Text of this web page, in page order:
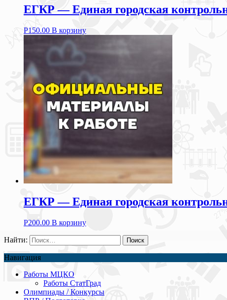
ЕГКР — Единая городская
Р150.00 В корзину
ЕГКР — Единая городская
Р200.00 В корзину
Найти:
Навигация
Работы МЦКО
Работы СтатГрад
Олимпиады / Конкурсы